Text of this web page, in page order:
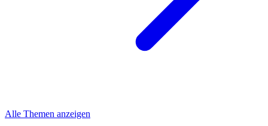
Alle Themen anzeigen